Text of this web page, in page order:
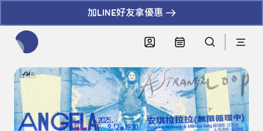
加LINE好友拿優惠